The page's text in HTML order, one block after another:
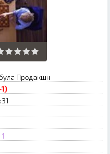
Продакшн